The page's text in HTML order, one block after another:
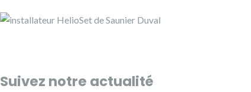
Suivez notre actualité